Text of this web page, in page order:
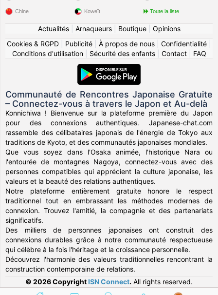
Chine Koweït Toute la liste
Actualités| Arnaqueurs| Boutique| Opinions
Cookies & RGPD
Publicité À propos de nous Confidentialité
Conditions d'utilisation| Sécurité des enfants| Contact| FAQ
Communauté de Rencontres Japonaise Gratuite
– Connectez-vous à travers le Japon et Au-delà
Konnichiwa ! Bienvenue sur la plateforme première du Japon
pour des connexions authentiques. Japanese-chat.com
rassemble des célibataires japonais de l'énergie de Tokyo aux
traditions de Kyoto, et des communautés japonaises mondiales.
Que vous soyez dans l'Osaka animée, l'historique Nara ou
l'entourée de montagnes Nagoya, connectez-vous avec des
personnes compatibles qui apprécient la culture japonaise, les
valeurs et la beauté des relations authentiques.
Notre plateforme entièrement gratuite honore le respect
traditionnel tout en embrassant les méthodes modernes de
connexion. Trouvez l'amitié, la compagnie et des partenariats
significatifs.
Des milliers de personnes japonaises ont construit des
connexions durables grâce à notre communauté respectueuse
qui célèbre à la fois l'héritage et la croissance personnelle.
Découvrez l'harmonie des valeurs traditionnelles rencontrant la
construction contemporaine de relations.
© 2026 Copyright ISN Connect. All rights reserved.